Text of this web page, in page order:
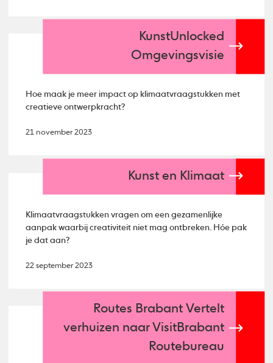
KunstUnlocked
Omgevingsvisie
Hoe maak je meer impact op klimaatvraagstukken met
creatieve ontwerpkracht?
21 november 2023
Kunst en Klimaat
Klimaatvraagstukken vragen om een gezamenlijke
aanpak waarbij creativiteit niet mag ontbreken. Hóe pak
je dat aan?
22 september 2023
Routes Brabant Vertelt
verhuizen naar VisitBrabant
Routebureau